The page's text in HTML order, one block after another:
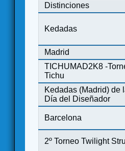
Distinciones
Kedadas
Madrid
TICHUMAD2K8 -
Tichu
Kedadas (Madrid) de
Día del Diseñador
Barcelona
2º Torneo Twilight